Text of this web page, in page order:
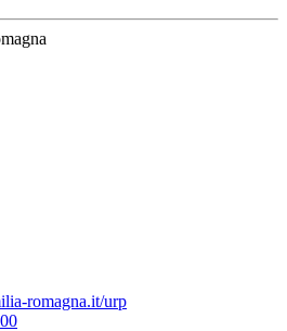
romagna.it/urp